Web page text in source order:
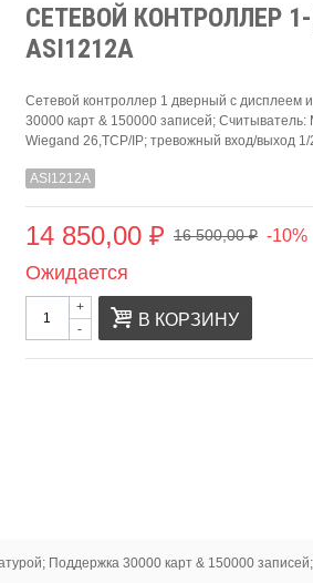
СЕТЕВОЙ КОНТРОЛЛЕР
ASI1212A
Сетевой контроллер 1 дверный с дисплеем
30000 карт & 150000 записей; Считыватель:
Wiegand 26,TCP/IP; тревожный вход/выход
ASI1212A
14 850,00 ₽ 16 500,00 ₽ -10%
Ожидается
-
+
В КОРЗИНУ
Поддержка 30000 карт & 150000